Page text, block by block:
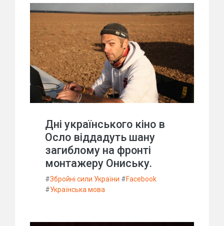
Дні українського кіно в
Осло віддадуть шану
загиблому на фронті
монтажеру Ониську.
#Збройні сили України #Facebook
#Українська мова